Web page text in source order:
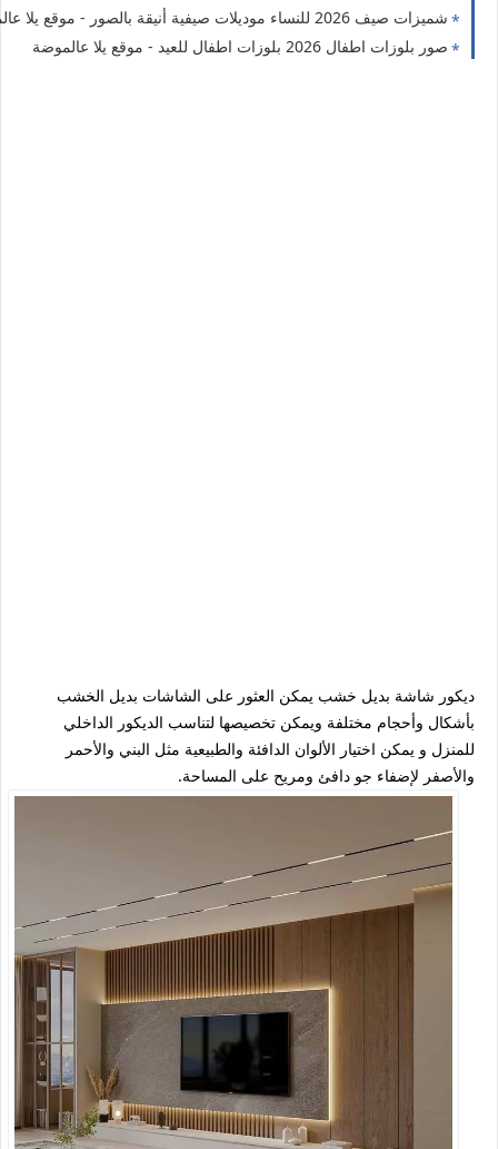
شميزات صيف 2026 للنساء موديلات صيفية أنيقة بالصور - موقع يلا عالموضة
صور بلوزات اطفال 2026 بلوزات اطفال للعيد - موقع يلا عالموضة
ديكور شاشة بديل خشب يمكن العثور على الشاشات بديل الخشب
بأشكال وأحجام مختلفة ويمكن تخصيصها لتناسب الديكور الداخلي
للمنزل و يمكن اختيار الألوان الدافئة والطبيعية مثل البني والأحمر
والأصفر لإضفاء جو دافئ ومريح على المساحة.